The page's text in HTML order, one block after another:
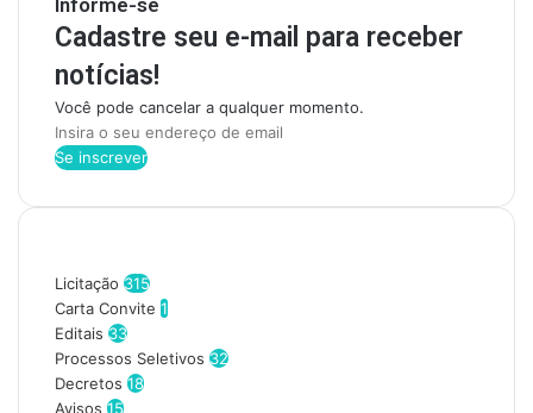
Informe-se
Cadastre seu e-mail para receber
notícias!
Você pode cancelar a qualquer momento.
I
n
i
o
s
e
u
e
n
Licitação 315
Carta Convite 1
Editais 33
Processos Seletivos 32
Decretos 18
Avisos 15